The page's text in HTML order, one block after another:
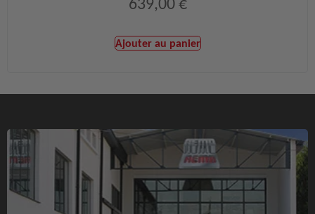
Ajouter au panier